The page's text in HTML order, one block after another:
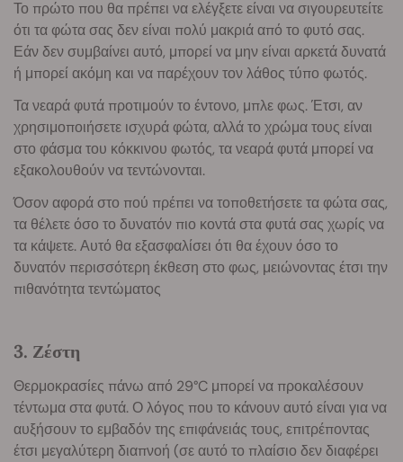
Το πρώτο που θα πρέπει να ελέγξετε είναι να σιγουρευτείτε
ότι τα φώτα σας δεν είναι πολύ μακριά από το φυτό σας.
Εάν δεν συμβαίνει αυτό, μπορεί να μην είναι αρκετά δυνατά
ή μπορεί ακόμη και να παρέχουν τον λάθος τύπο φωτός.
Τα νεαρά φυτά προτιμούν το έντονο, μπλε φως. Έτσι, αν
χρησιμοποιήσετε ισχυρά φώτα, αλλά το χρώμα τους είναι
στο φάσμα του κόκκινου φωτός, τα νεαρά φυτά μπορεί να
εξακολουθούν να τεντώνονται.
Όσον αφορά στο πού πρέπει να τοποθετήσετε τα φώτα σας,
τα θέλετε όσο το δυνατόν πιο κοντά στα φυτά σας χωρίς να
τα κάψετε. Αυτό θα εξασφαλίσει ότι θα έχουν όσο το
δυνατόν περισσότερη έκθεση στο φως, μειώνοντας έτσι την
πιθανότητα τεντώματος
3. Ζέστη
Θερμοκρασίες πάνω από 29°C μπορεί να προκαλέσουν
τέντωμα στα φυτά. Ο λόγος που το κάνουν αυτό είναι για να
αυξήσουν το εμβαδόν της επιφάνειάς τους, επιτρέποντας
έτσι μεγαλύτερη διαπνοή (σε αυτό το πλαίσιο δεν διαφέρει